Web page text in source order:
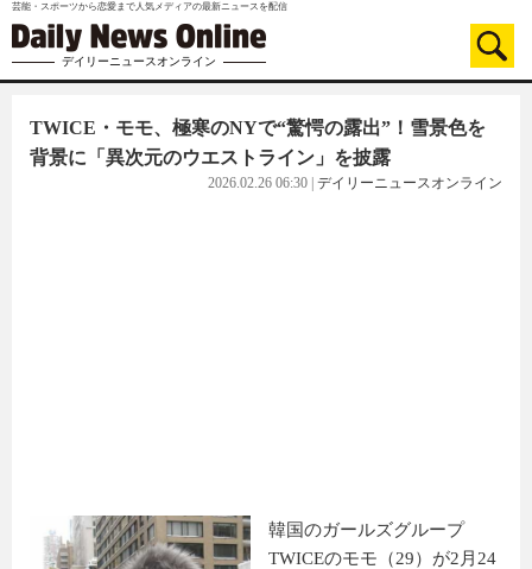
芸能・スポーツから恋愛まで人気メディアの最新ニュースを配信
デイリーニュースオンライン
TWICE・モモ、極寒のNYで“驚愕の露出”！雪景色を
背景に「異次元のウエストライン」を披露
2026.02.26 06:30 デイリーニュースオンライン
韓国のガールズグループ
TWICEのモモ（29）が2月24